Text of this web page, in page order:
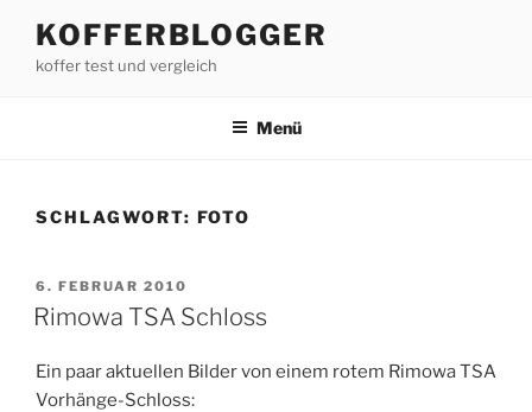
Inhalt
springen
KOFFERBLOGGER
koffer test und vergleich
Menü
SCHLAGWORT: FOTO
VERÖFFENTLICHT
AM
6. FEBRUAR 2010
Rimowa TSA Schloss
Ein paar aktuellen Bilder von einem rotem Rimowa TSA
Vorhänge-Schloss: